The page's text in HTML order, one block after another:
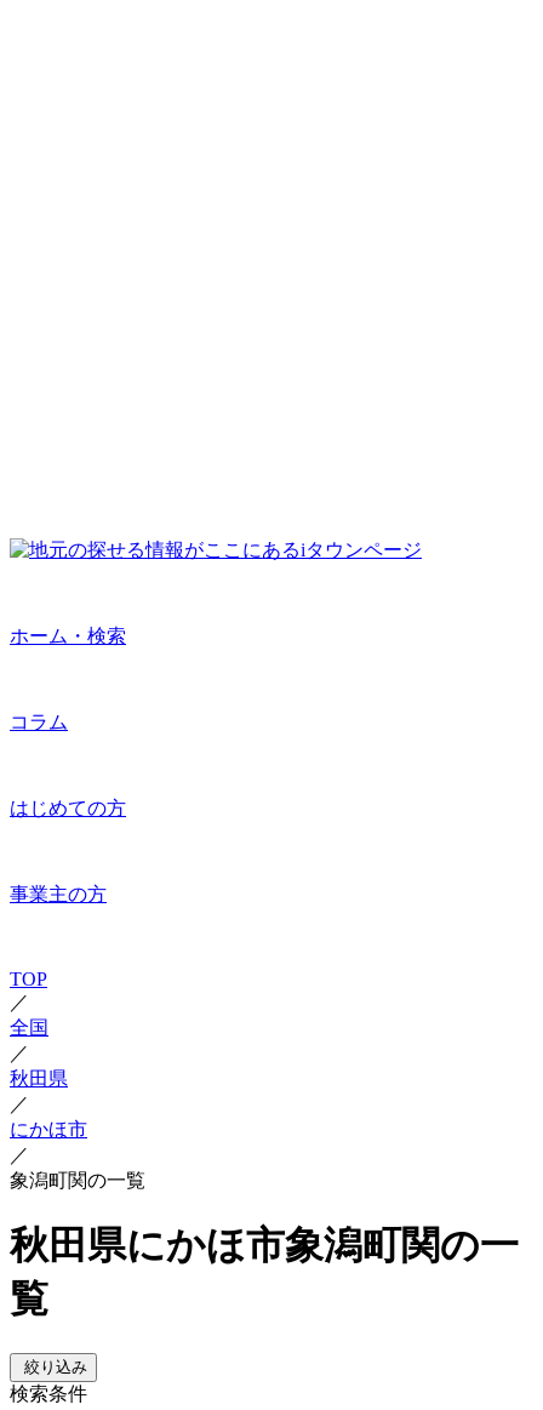
ホーム・検索
コラム
はじめての方
事業主の方
TOP
／
全国
／
秋田県
／
にかほ市
／
象潟町関の一覧
秋田県にかほ市象潟町関の一
覧
絞り込み
検索条件